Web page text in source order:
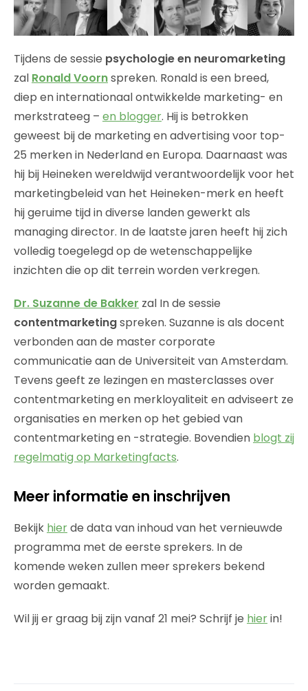
Tijdens de sessie psychologie en neuromarketing
zal Ronald Voornspreken. Ronald is een breed,
diep en internationaal ontwikkelde marketing- en
merkstrateeg – en blogger. Hij is betrokken
geweest bij de marketing en advertising voor top-
25 merken in Nederland en Europa. Daarnaast was
hij bij Heineken wereldwijd verantwoordelijk voor het
marketingbeleid van het Heineken-merk en heeft
hij geruime tijd in diverse landen gewerkt als
managing director. In de laatste jaren heeft hij zich
volledig toegelegd op de wetenschappelijke
inzichten die op dit terrein worden verkregen.
Dr. Suzanne de Bakker zal In de sessie
contentmarketingspreken. Suzanne is als docent
verbonden aan de master corporate
communicatie aan de Universiteit van Amsterdam.
Tevens geeft ze lezingen en masterclasses over
contentmarketing en merkloyaliteit en adviseert ze
organisaties en merken op het gebied van
contentmarketing en -strategie. Bovendien blogt zij
regelmatig op Marketingfacts.
Meer informatie en inschrijven
Bekijk hierde data van inhoud van het vernieuwde
programma met de eerste sprekers. In de
komende weken zullen meer sprekers bekend
worden gemaakt.
Wil jij er graag bij zijn vanaf 21 mei? Schrijf je hierin!